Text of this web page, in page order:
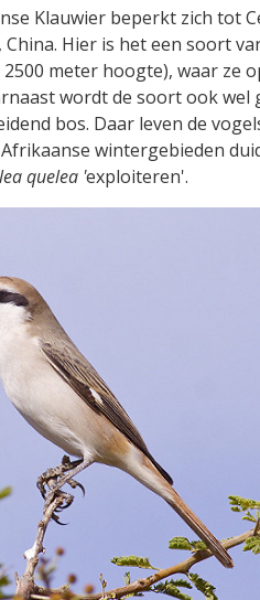
Klauwier beperkt zich tot
Hier is het een soort
meter hoogte), waar ze
wordt de soort ook wel
bos. Daar leven de
wintergebieden
quelea 'exploiteren'.